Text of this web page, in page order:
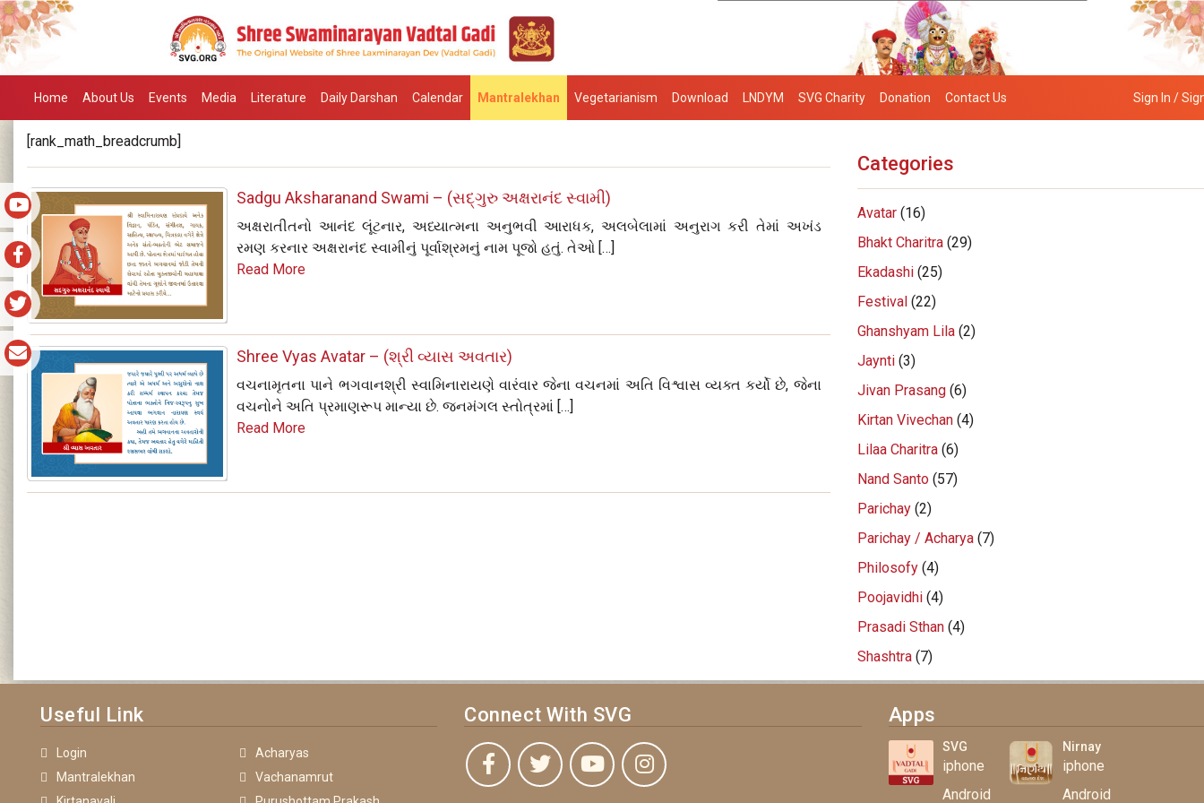
Home About Us Events Media Literature Daily Darshan Calendar Mantralekhan Vegetarianism Download LNDYM SVG Charity Donation Contact Us Sign In /
[rank_math_breadcrumb]
Sadgu Aksharanand Swami – (સદ્‌ગુરુ અક્ષરાનંદ સ્વામી)
અક્ષરાતીતનો આનંદ લૂંટનાર, અધ્યાત્મના અનુભવી આરાધક, અલબેલામાં અનુરાગ કરી તેમાં અખંડ
રમણ કરનાર અક્ષરાનંદ સ્વામીનું પૂર્વાશ્રમનું નામ પૂજો હતું. તેઓ […]
Read More
Shree Vyas Avatar – (શ્રી વ્યાસ અવતાર)
વચનામૃતના પાને ભગવાનશ્રી સ્વામિનારાયણે વારંવાર જેના વચનમાં અતિ વિશ્વાસ વ્યક્ત કર્યો છે, જેના
વચનોને અતિ પ્રમાણરૂપ માન્યા છે. જનમંગલ સ્તોત્રમાં […]
Read More
Categories
Avatar(16)
Bhakt Charitra(29)
Ekadashi(25)
Festival(22)
Ghanshyam Lila(2)
Jaynti(3)
Jivan Prasang(6)
Kirtan Vivechan(4)
Lilaa Charitra(6)
Nand Santo(57)
Parichay(2)
Parichay / Acharya(7)
Philosofy(4)
Poojavidhi(4)
Prasadi Sthan(4)
Shashtra(7)
Useful Link
Login
Acharyas
Mantralekhan
Vachanamrut
Connect With SVG Apps
SVG
iphone
Android
Nirnay
iphone
Android